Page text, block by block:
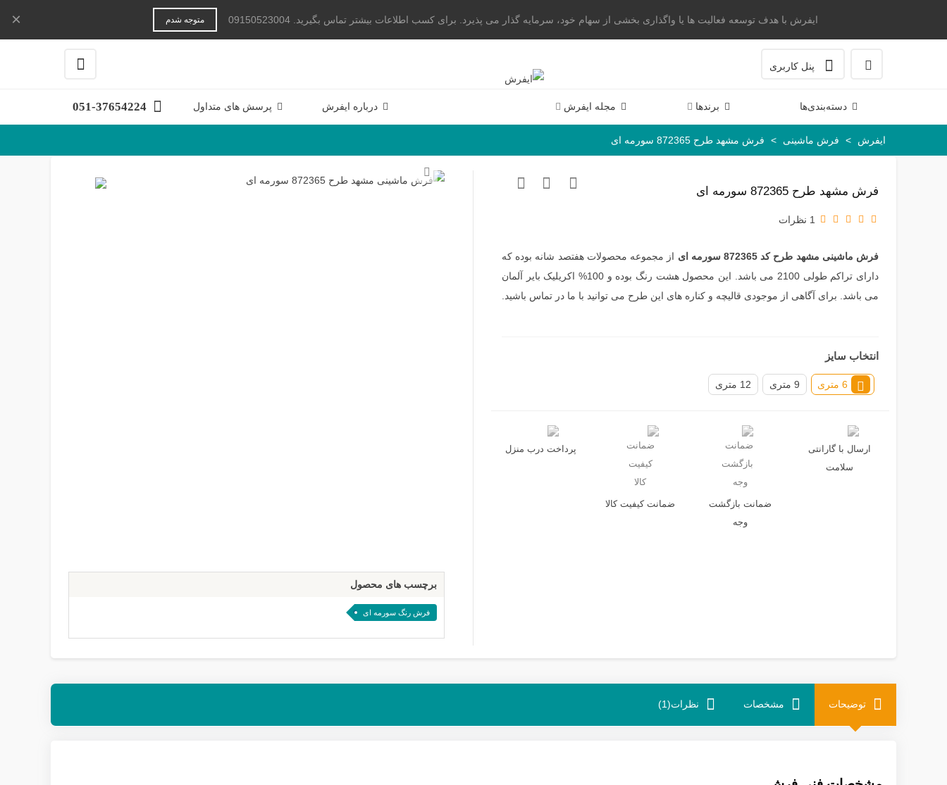
ایفرش با هدف توسعه فعالیت ها یا واگذاری بخشی از سهام خود، سرمایه گذار می پذیرد. برای کسب اطلاعات بیشتر تماس بگیرید. 09150523004 متوجه شدم ×
پنل کاربری
دسته‌بندی‌ها برندها مجله ایفرش درباره ایفرش پرسش های متداول 051-37654224
ایفرش > فرش ماشینی > فرش مشهد طرح 872365 سورمه ای
برچسب های محصول
فرش رنگ سورمه ای
فرش مشهد طرح 872365 سورمه ای
1 نظرات
فرش ماشینی مشهد طرح کد 872365 سورمه ای
از مجموعه محصولات هفتصد شانه بوده که
دارای تراکم طولی 2100 می باشد. این محصول هشت رنگ بوده و 100% اکریلیک بایر آلمان
می باشد. برای آگاهی از موجودی قالیچه و کناره های این طرح می توانید با ما در تماس باشید.
انتخاب سایز
6 متری 9 متری 12 متری
ارسال با گارانتی
سلامت
ضمانت بازگشت
وجه
ضمانت کیفیت کالا
پرداخت درب منزل
توضیحات مشخصات نظرات(1)